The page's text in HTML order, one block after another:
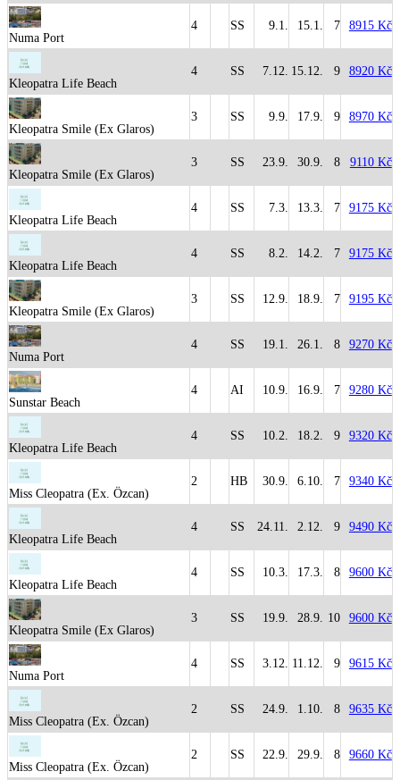
Numa Port
4 SS 9.1. 15.1. 7 8915 Kč
Kleopatra Life Beach
4 SS 7.12. 15.12. 9 8920 Kč
Kleopatra Smile (Ex Glaros)
3 SS 9.9. 17.9. 9 8970 Kč
Kleopatra Smile (Ex Glaros)
3 SS 23.9. 30.9. 8 9110 Kč
Kleopatra Life Beach
4 SS 7.3. 13.3. 7 9175 Kč
Kleopatra Life Beach
4 SS 8.2. 14.2. 7 9175 Kč
Kleopatra Smile (Ex Glaros)
3 SS 12.9. 18.9. 7 9195 Kč
Numa Port
4 SS 19.1. 26.1. 8 9270 Kč
Sunstar Beach
4 AI 10.9. 16.9. 7 9280 Kč
Kleopatra Life Beach
4 SS 10.2. 18.2. 9 9320 Kč
Miss Cleopatra (Ex. Özcan)
2 HB 30.9. 6.10. 7 9340 Kč
Kleopatra Life Beach
4 SS 24.11. 2.12. 9 9490 Kč
Kleopatra Life Beach
4 SS 10.3. 17.3. 8 9600 Kč
Kleopatra Smile (Ex Glaros)
3 SS 19.9. 28.9. 10 9600 Kč
Numa Port
4 SS 3.12. 11.12. 9 9615 Kč
Miss Cleopatra (Ex. Özcan)
2 SS 24.9. 1.10. 8 9635 Kč
Miss Cleopatra (Ex. Özcan)
2 SS 22.9. 29.9. 8 9660 Kč